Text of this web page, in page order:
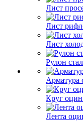
Лист
Лист
Лист
Рулон
Арматура
Круг
Лента